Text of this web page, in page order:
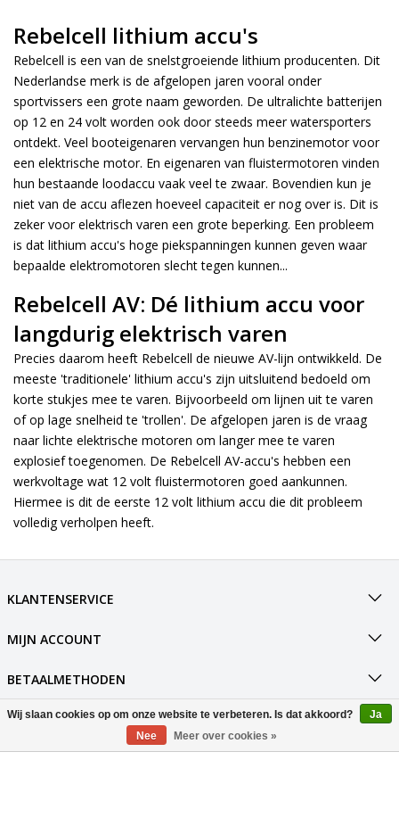
Rebelcell lithium accu's
Rebelcell is een van de snelstgroeiende lithium producenten. Dit
Nederlandse merk is de afgelopen jaren vooral onder
sportvissers een grote naam geworden. De ultralichte batterijen
op 12 en 24 volt worden ook door steeds meer watersporters
ontdekt. Veel booteigenaren vervangen hun benzinemotor voor
een elektrische motor. En eigenaren van fluistermotoren vinden
hun bestaande loodaccu vaak veel te zwaar. Bovendien kun je
niet van de accu aflezen hoeveel capaciteit er nog over is. Dit is
zeker voor elektrisch varen een grote beperking. Een probleem
is dat lithium accu's hoge piekspanningen kunnen geven waar
bepaalde elektromotoren slecht tegen kunnen...
Rebelcell AV: Dé lithium accu voor
langdurig elektrisch varen
Precies daarom heeft Rebelcell de nieuwe AV-lijn ontwikkeld. De
meeste 'traditionele' lithium accu's zijn uitsluitend bedoeld om
korte stukjes mee te varen. Bijvoorbeeld om lijnen uit te varen
of op lage snelheid te 'trollen'. De afgelopen jaren is de vraag
naar lichte elektrische motoren om langer mee te varen
explosief toegenomen. De Rebelcell AV-accu's hebben een
werkvoltage wat 12 volt fluistermotoren goed aankunnen.
Hiermee is dit de eerste 12 volt lithium accu die dit probleem
volledig verholpen heeft.
KLANTENSERVICE
MIJN ACCOUNT
BETAALMETHODEN
Wij slaan cookies op om onze website te verbeteren. Is dat akkoord?
Ja
Nee
Meer over cookies »